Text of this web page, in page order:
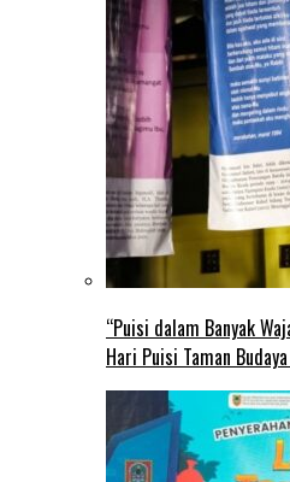
“Puisi dalam Banyak
Hari Puisi Taman